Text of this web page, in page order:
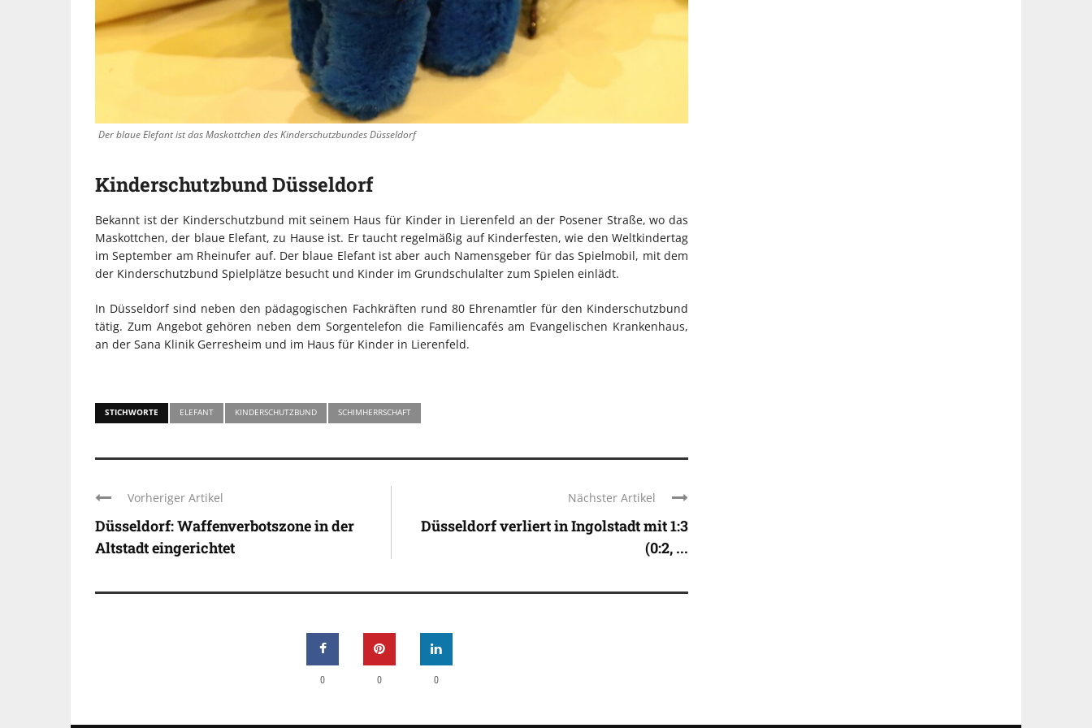
Der blaue Elefant ist das Maskottchen des Kinderschutzbundes Düsseldorf
Kinderschutzbund Düsseldorf
Bekannt ist der Kinderschutzbund mit seinem Haus für Kinder in Lierenfeld an der Posener Straße, wo das
Maskottchen, der blaue Elefant, zu Hause ist. Er taucht regelmäßig auf Kinderfesten, wie den Weltkindertag
im September am Rheinufer auf. Der blaue Elefant ist aber auch Namensgeber für das Spielmobil, mit dem
der Kinderschutzbund Spielplätze besucht und Kinder im Grundschulalter zum Spielen einlädt.
In Düsseldorf sind neben den pädagogischen Fachkräften rund 80 Ehrenamtler für den Kinderschutzbund
tätig. Zum Angebot gehören neben dem Sorgentelefon die Familiencafés am Evangelischen Krankenhaus,
an der Sana Klinik Gerresheim und im Haus für Kinder in Lierenfeld.
STICHWORTE ELEFANT KINDERSCHUTZBUND SCHIMHERRSCHAFT
Vorheriger Artikel
Düsseldorf: Waffenverbotszone in der
Altstadt eingerichtet
Nächster Artikel
Düsseldorf verliert in Ingolstadt mit 1:3
(0:2, ...
0 0 0